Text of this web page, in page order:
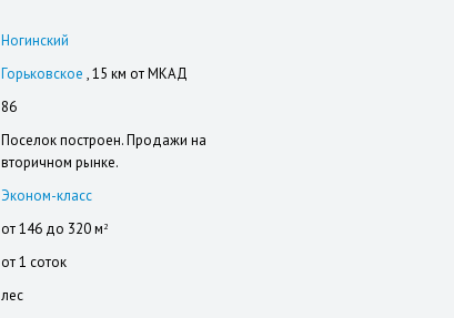
Ногинский
Горьковское , 15 км от МКАД
86
Поселок построен. Продажи на
вторичном рынке.
Эконом-класс
от 146 до 320 м 2
от 1 соток
лес